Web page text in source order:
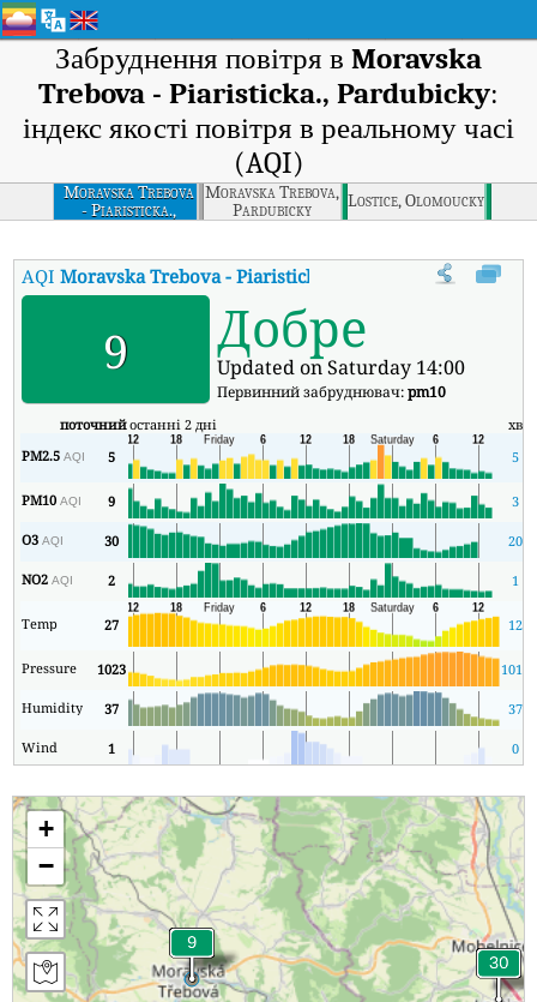
Забруднення повітря в Moravska
Trebova - Piaristicka., Pardubicky:
індекс якості повітря в реальному часі
(AQI)
Moravska Trebova
- Piaristicka.,
Pardubicky
Moravska Trebova,
Pardubicky
Lostice, Olomoucky
AQIMoravska Trebova - Piaristicka., Pardubicky:Індекс
9 Добре
Updated on Saturday 14:00
Первинний забруднювач:pm10
поточнийостанні 2 дні хв
PM2.5AQI 5 5
PM10AQI 9 3
O3AQI 30 20
NO2AQI 2 1
Temp 27 12
Pressure 1023 1017
Humidity 37 37
Wind 1 0
+
−